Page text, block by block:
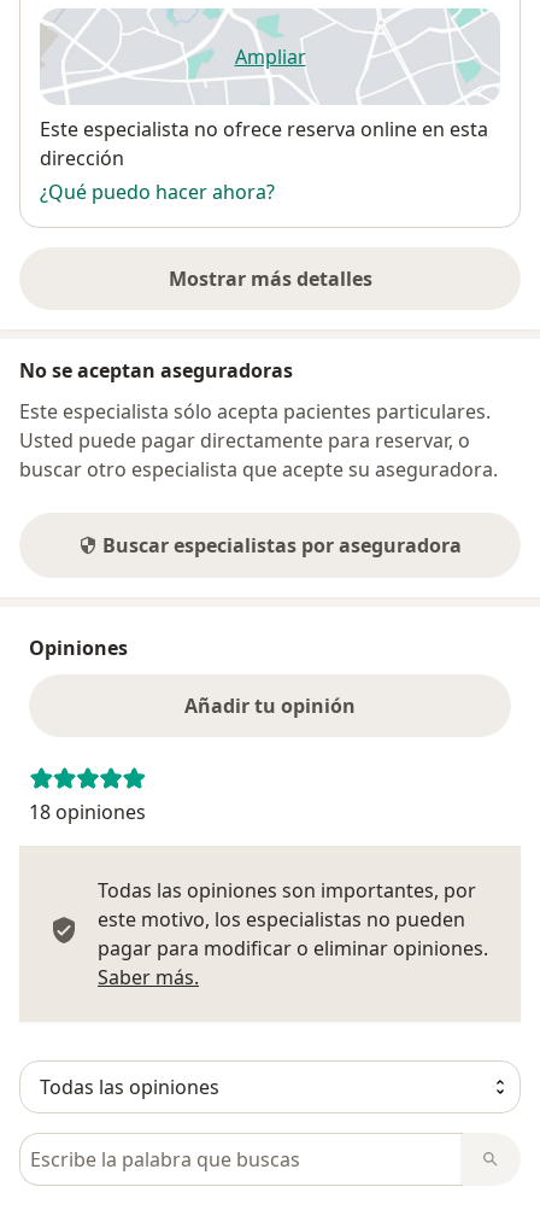
Ampliarse abre en una nueva
Disponibilidad
Este especialista no ofrece reserva online en esta
dirección
¿Qué puedo hacer ahora?
Mostrar más detalles
sobre la dirección
No se aceptan aseguradoras
Este especialista sólo acepta pacientes particulares.
Usted puede pagar directamente para reservar, o
buscar otro especialista que acepte su aseguradora.
Buscar especialistas por aseguradora
Opiniones
Añadir tu opinión
18 opiniones
Todas las opiniones son importantes, por
este motivo, los especialistas no pueden
pagar para modificar o eliminar opiniones.
Saber más.
Busca en opiniones